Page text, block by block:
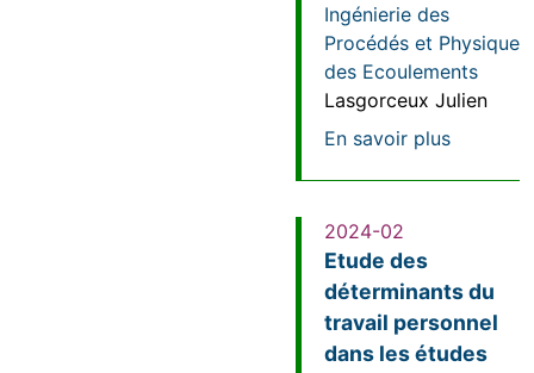
Ingénierie des
Procédés et Physique
des Ecoulements
Lasgorceux Julien
En savoir plussur
2024-02
Etude des
déterminants du
travail personnel
dans les études